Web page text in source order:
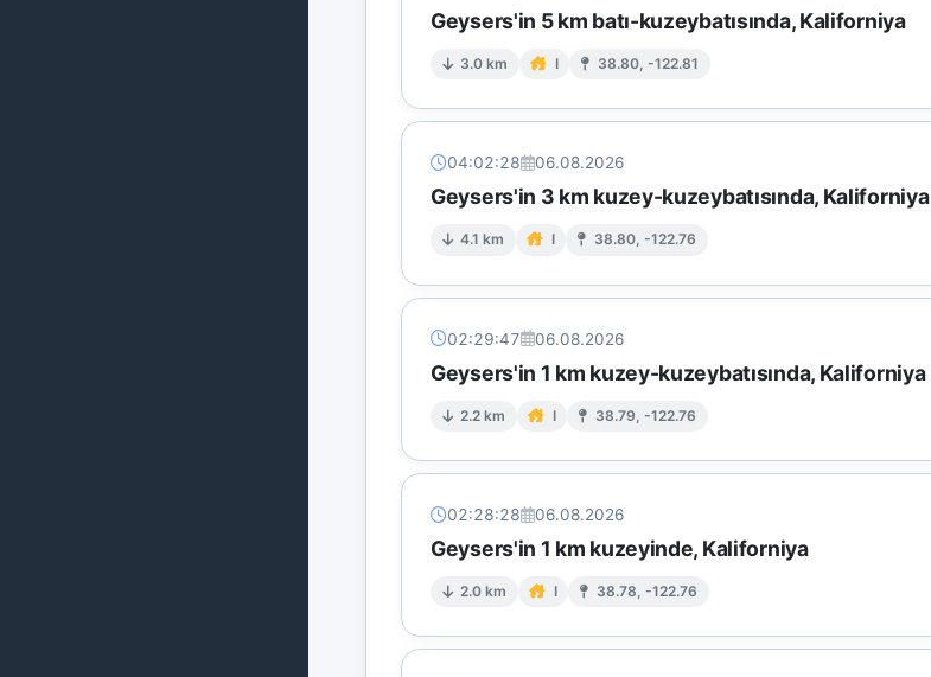
Geysers'in 5 km batı-kuzeybatısında, Kaliforniya
3.0 km I 38.80, -122.81
04:02:28 06.08.2026
Geysers'in 3 km kuzey-kuzeybatısında, Kaliforniya
4.1 km I 38.80, -122.76
02:29:47 06.08.2026
Geysers'in 1 km kuzey-kuzeybatısında, Kaliforniya
2.2 km I 38.79, -122.76
02:28:28 06.08.2026
Geysers'in 1 km kuzeyinde, Kaliforniya
2.0 km I 38.78, -122.76